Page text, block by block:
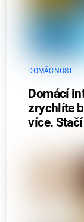
DOMÁCNOST
Domácí
zrychlíte
více.